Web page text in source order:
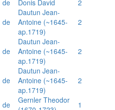
de Donis David
2
de
Dautun Jean-
Antoine (~1645-
ap.1719)
2
de
Dautun Jean-
Antoine (~1645-
ap.1719)
2
de
Dautun Jean-
Antoine (~1645-
ap.1719)
2
de
Gernler Theodor
1